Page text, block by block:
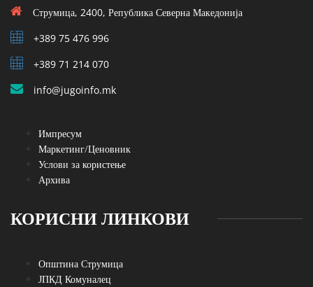
Струмица, 2400, Република Северна Македонија
+389 75 476 996
+389 71 214 070
info@jugoinfo.mk
Импресум
Маркетинг/Ценовник
Услови за користење
Архива
КОРИСНИ ЛИНКОВИ
Општина Струмица
ЈПКД Комуналец